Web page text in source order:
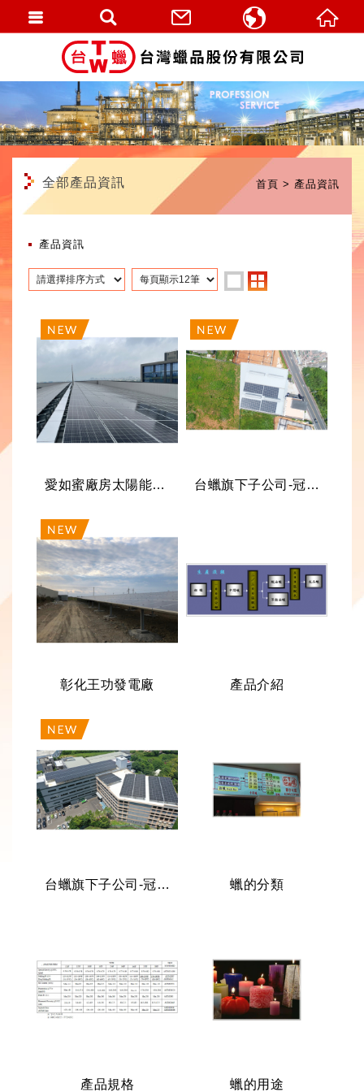
首頁 產品資訊
全部產品資訊
產品資訊
愛如蜜廠房太陽能光電發電系統工程 台蠟旗下子公司-冠達綠能事業有限公司投資桃園龍潭屋頂型冠達善哉電廠
彰化王功發電廠 產品介紹
台蠟旗下子公司-冠達綠能事業有限公司投資桃園觀音屋頂型冠達觀音電廠 蠟的分類
產品規格 蠟的用途
繁體中文
English